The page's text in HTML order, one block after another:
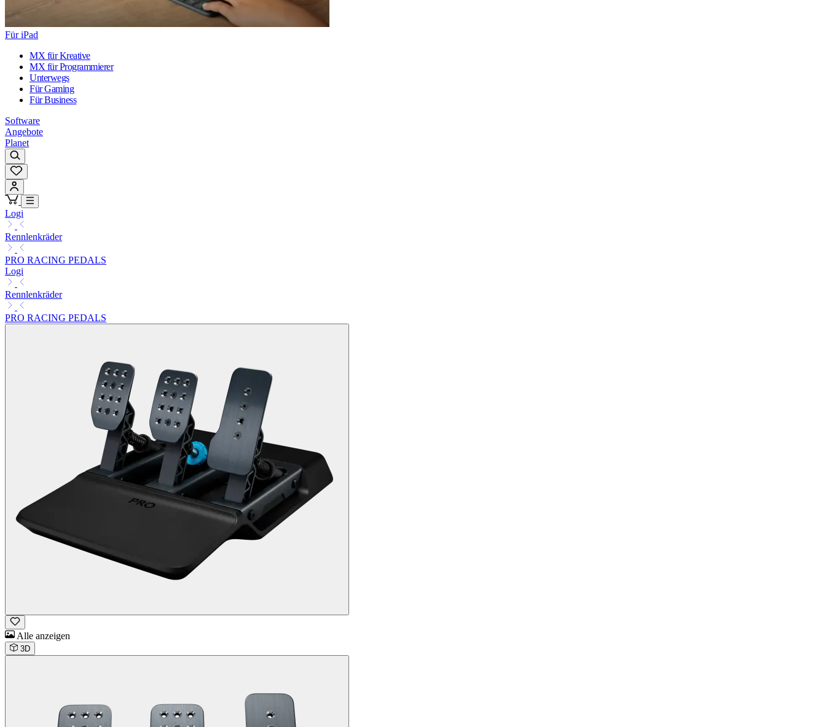
Für iPad
MX für Kreative
MX für Programmierer
Unterwegs
Für Gaming
Für Business
Software
Angebote
Planet
Logi
Rennlenkräder
PRO RACING PEDALS
Logi
Rennlenkräder
PRO RACING PEDALS
Alle anzeigen
3D